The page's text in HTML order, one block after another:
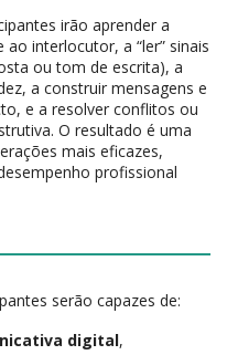
irão aprender a
interlocutor, a “ler” sinais
ou tom de escrita), a
a construir mensagens e
e a resolver conflitos ou
O resultado é uma
mais eficazes,
profissional
serão capazes de:
digital,